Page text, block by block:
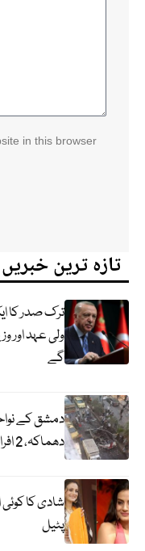
in this browser
تازہ ترین خبریں
ترک صدر کا
ولی عہد اور
گے
دمشق کے
دھماکہ، 2 افراد جاں بحق، متعدد زخمی
شادی کا
پٹیل